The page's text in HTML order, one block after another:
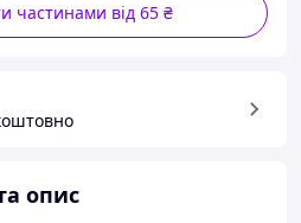
частинами від 65 ₴
опис